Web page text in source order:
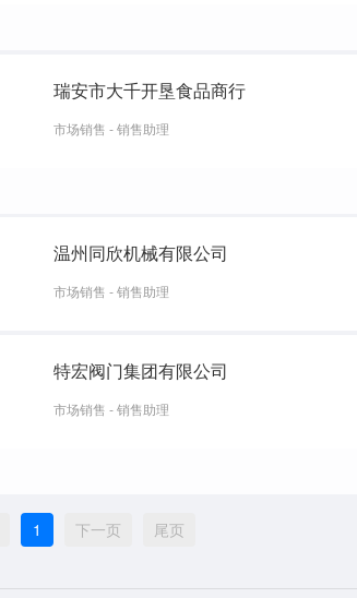
瑞安市大千开垦食品商行
市场销售 - 销售助理
温州同欣机械有限公司
市场销售 - 销售助理
特宏阀门集团有限公司
市场销售 - 销售助理
1 下一页 尾页